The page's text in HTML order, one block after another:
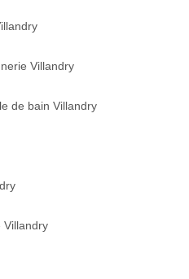
Villandry
de bain Villandry
Villandry